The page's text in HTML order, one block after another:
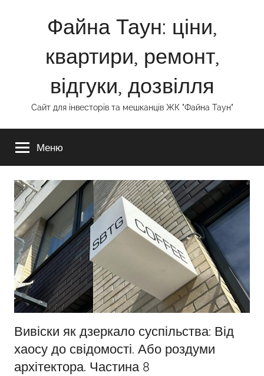
Файна Таун: ціни,
квартири, ремонт,
відгуки, дозвілля
Сайт для інвесторів та мешканців ЖК "Файна Таун"
Меню
Вивіски як дзеркало суспільства: Від
хаосу до свідомості. Або роздуми
архітектора. Частина 8